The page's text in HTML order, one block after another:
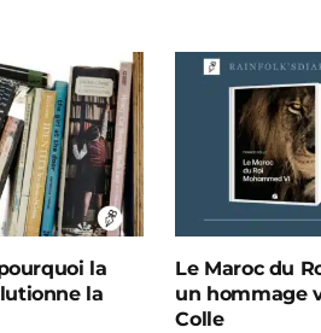
la
la
Le Maroc du
un hommage
Colle